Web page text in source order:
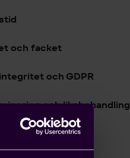
och facket
och GDPR
och likabehandling
arbetskraft